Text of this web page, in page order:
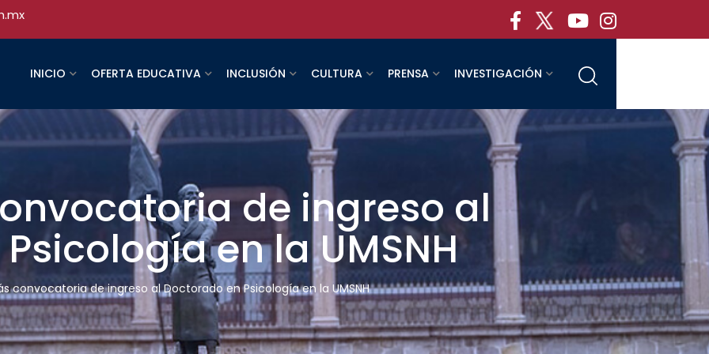
INICIO OFERTA EDUCATIVA INCLUSIÓN CULTURA PRENSA INVESTIGACIÓN
de ingreso al
en la UMSNH
convocatoria de ingreso al Doctorado en Psicología en la UMSNH